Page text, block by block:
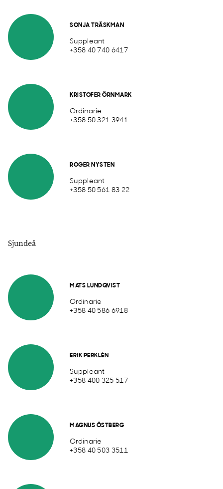
SONJA TRÄSKMAN
Suppleant
+358 40 740 6417
KRISTOFER ÖRNMARK
Ordinarie
+358 50 321 3941
ROGER NYSTEN
Suppleant
+358 50 561 83 22
Sjundeå
MATS LUNDQVIST
Ordinarie
+358 40 586 6918
ERIK PERKLÉN
Suppleant
+358 400 325 517
MAGNUS ÖSTBERG
Ordinarie
+358 40 503 3511